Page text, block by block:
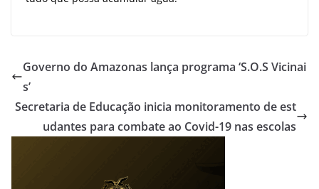
Governo do Amazonas lança programa ‘S.O.S Vicinai
s’
Secretaria de Educação inicia monitoramento de est
udantes para combate ao Covid-19 nas escolas